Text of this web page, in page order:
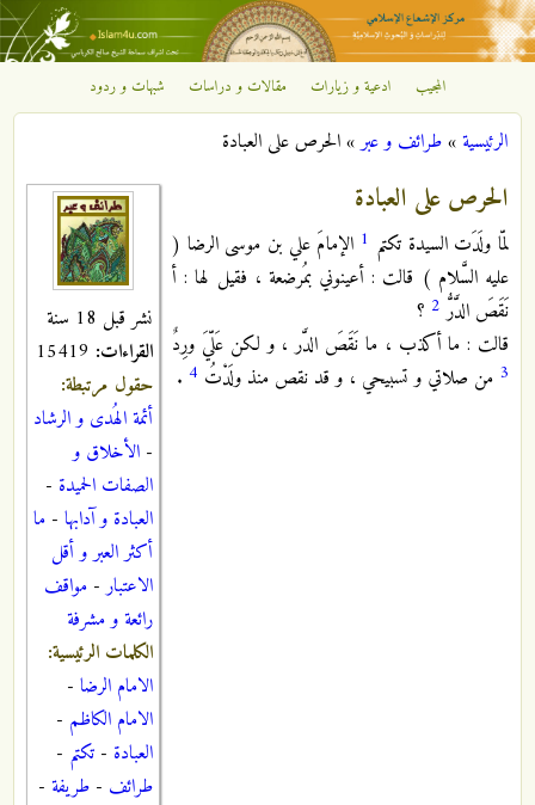
تجاوز إلى المحتوى الرئيسي
مركز
الإشعاع
الإسلامي
المجيب ادعية و زيارات مقالات و دراسات شبهات و ردود
أنت هنا
الرئيسية»طرائف و عبر»الحرص على العبادة
نشر قبل 18 سنة
القراءات:
حقول مرتبطة:
أئمة الهُدى و الرشاد
- الأخلاق و
الصفات الحميدة -
العبادة و آدابها - ما
أكثر العبر و أقل
الاعتبار- مواقف
رائعة و مشرفة
الكلمات الرئيسية:
الامام الرضا -
الامام الكاظم -
العبادة - تكتم -
طرائف - طريفة -
الحرص على العبادة
لمّا ولَدَت السيدة تكتم 1 الإمامَ علي بن موسى الرضا (
عليه السَّلام ) قالت : أعينوني بمُرضعة ، فقيل لها : أ
نَقَصَ الدَّرُّ 2 ؟
قالت : ما أكذب ، ما نَقَصَ الدَّر ، و لكن عَلّيَ ورِدٌ
3 من صلاتي و تسبيحي ، و قد نقص منذ ولَدْتُ 4
.